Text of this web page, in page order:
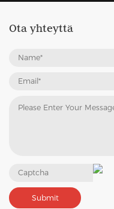
Ota yhteyttä